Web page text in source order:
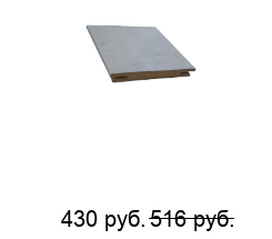
430 руб.516 руб.